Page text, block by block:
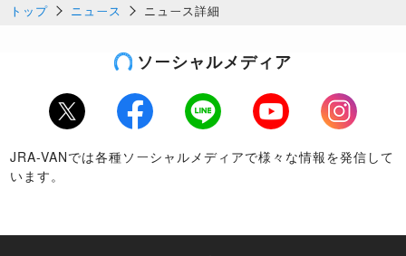
トップ ニュース ニュース詳細
ソーシャルメディア
Twitter Facebook LINE Youtube
Instagram
JRA-VANでは各種ソーシャルメディアで様々な情報を発信して
います。